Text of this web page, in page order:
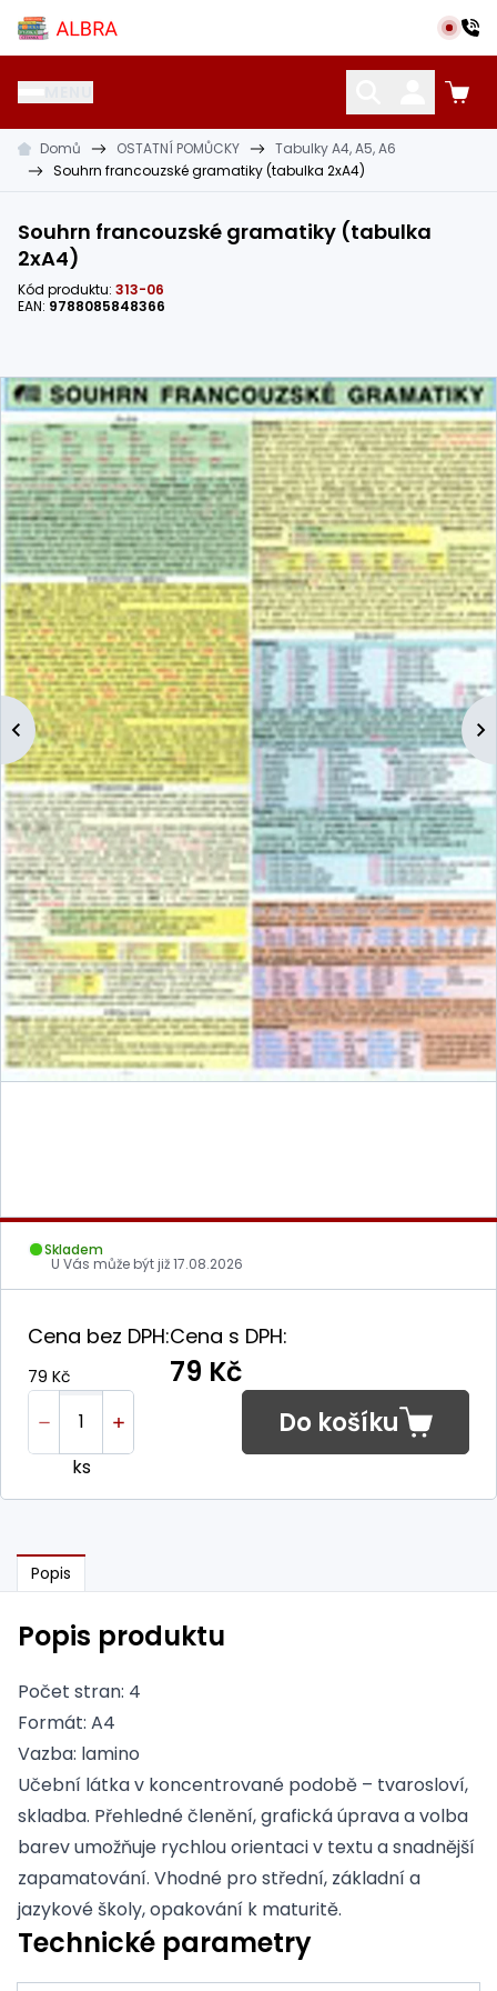
Přeskočit na hlavní obsah
Albra s.r.o.
KATALOG UČEBNIC CIZÍ JAZYKY OSTATNÍ POMŮCKY
Domů OSTATNÍ POMŮCKY
Tabulky A4, A5, A6
Souhrn francouzské gramatiky (tabulka 2xA4)
Souhrn francouzské gramatiky (tabulka
2xA4)
Kód produktu: 313-06
EAN: 9788085848366
Skladem
U Vás může být již17.08.2026
Cena bez DPH:
79 Kč
Cena s DPH:
79 Kč
ks
Do košíku
Popis
Popis produktu
Počet stran: 4
Formát: A4
Vazba: lamino
Učební látka v koncentrované podobě – tvarosloví,
skladba. Přehledné členění, grafická úprava a volba
barev umožňuje rychlou orientaci v textu a snadnější
zapamatování. Vhodné pro střední, základní a
jazykové školy, opakování k maturitě.
Technické parametry